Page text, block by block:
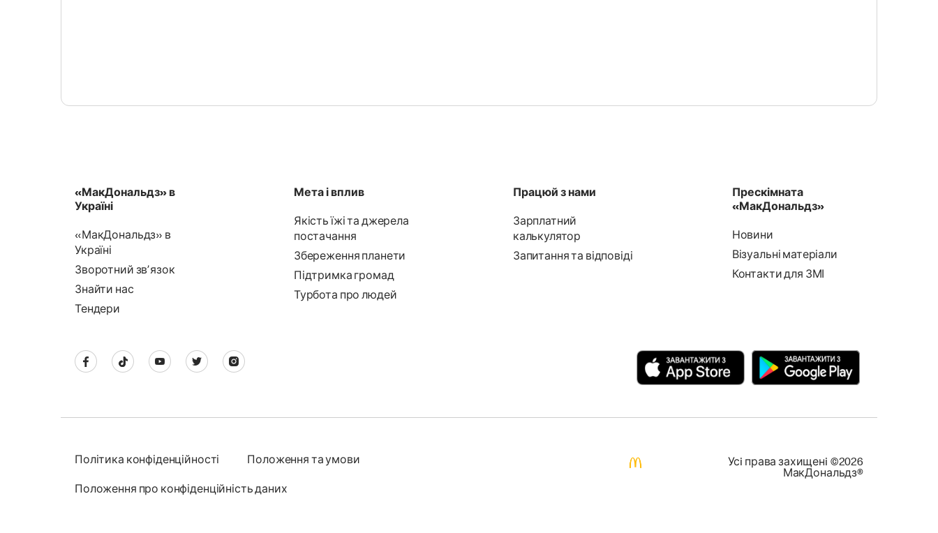
«МакДональдз» в
Україні
«МакДональдз» в
Україні
Зворотний звʼязок
Знайти нас
Тендери
Мета і вплив
Якість їжі та джерела
постачання
Збереження планети
Підтримка громад
Турбота про людей
Працюй з нами
Зарплатний
калькулятор
Запитання та відповіді
Прескімната
«МакДональдз»
Новини
Візуальні матеріали
Контакти для ЗМІ
Політика конфіденційності Положення та умови
Положення про конфіденційність даних
Усi права захищенi ©2026
МакДональдз®